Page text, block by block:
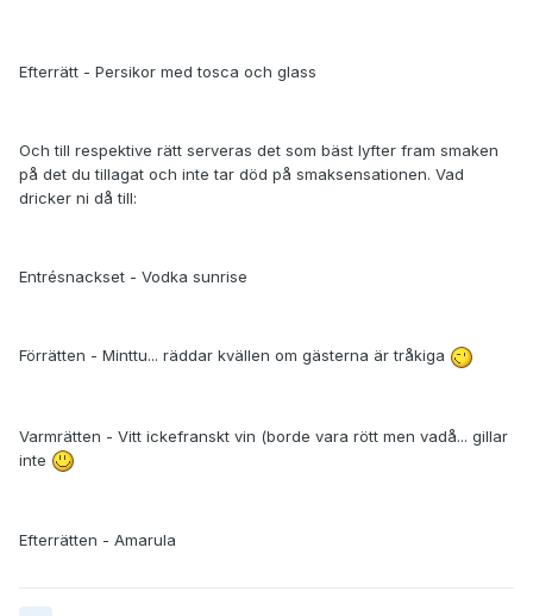
Efterrätt - Persikor med tosca och glass
Och till respektive rätt serveras det som bäst lyfter fram smaken
på det du tillagat och inte tar död på smaksensationen. Vad
dricker ni då till:
Entrésnackset - Vodka sunrise
Förrätten - Minttu... räddar kvällen om gästerna är tråkiga
Varmrätten - Vitt ickefranskt vin (borde vara rött men vadå... gillar
inte
Efterrätten - Amarula